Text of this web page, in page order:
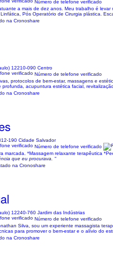
Número de telefone verificado
a mais de dez anos. Meu trabalho é
Pós Operatório de Cirurgia plástica.
na Cronoshare
12210-090 Centro
Número de telefone verificado
protocolos de bem-estar, massagens e
acupuntura estética facial,
na Cronoshare
190 Cidade Salvador
Número de telefone verificado
marcada. *Massagem relaxante terapêutica
que eu procurava. "
na Cronoshare
12240-760 Jardim das Indústrias
Número de telefone verificado
Silva, sou um experiente massagista
para promover o bem-estar e o alívio do
na Cronoshare